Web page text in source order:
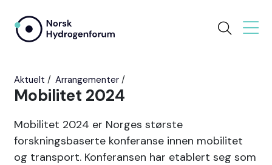
Aktuelt Arrangementer
Mobilitet 2024
Mobilitet 2024 er Norges største
forskningsbaserte konferanse innen mobilitet
og transport. Konferansen har etablert seg som